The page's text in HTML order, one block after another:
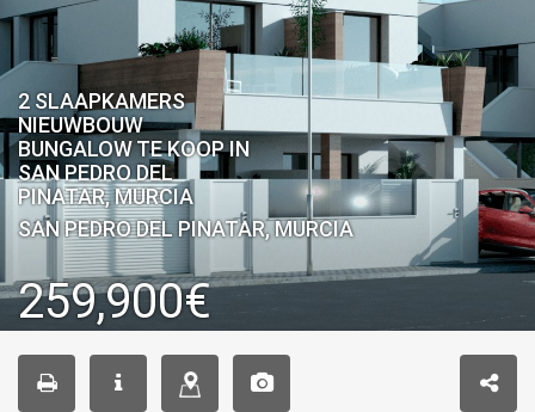
2 SLAAPKAMERS
NIEUWBOUW
BUNGALOW TE KOOP IN
SAN PEDRO DEL
PINATAR, MURCIA
SAN PEDRO DEL PINATAR, MURCIA
259,900€